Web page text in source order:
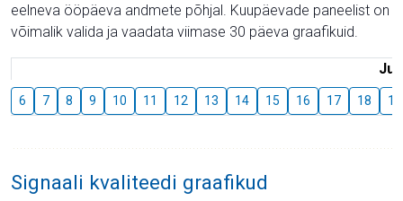
eelneva ööpäeva andmete põhjal. Kuupäevade paneelist on
võimalik valida ja vaadata viimase 30 päeva graafikuid.
6 7 8 9 10 11 12 13 14 15 16 17 18 19
Signaali kvaliteedi graafikud